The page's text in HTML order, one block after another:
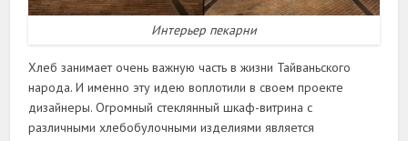
Интерьер пекарни
Хлеб занимает очень важную часть в жизни Тайваньского
народа. И именно эту идею воплотили в своем проекте
дизайнеры. Огромный стеклянный шкаф-витрина с
различными хлебобулочными изделиями является